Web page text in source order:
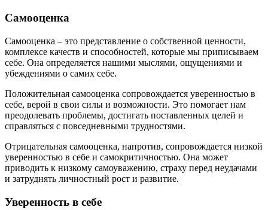
Самооценка
Самооценка – это представление о собственной ценности,
комплексе качеств и способностей, которые мы приписываем
себе. Она определяется нашими мыслями, ощущениями и
убеждениями о самих себе.
Положительная самооценка сопровождается уверенностью в
себе, верой в свои силы и возможности. Это помогает нам
преодолевать проблемы, достигать поставленных целей и
справляться с повседневными трудностями.
Отрицательная самооценка, напротив, сопровождается низкой
уверенностью в себе и самокритичностью. Она может
приводить к низкому самоуважению, страху перед неудачами
и затруднять личностный рост и развитие.
Уверенность в себе